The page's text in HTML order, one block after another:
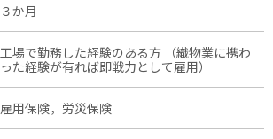
３か月
工場で勤務した経験のある方 （織物業に携わ
った経験が有れば即戦力として雇用）
雇用保険，労災保険